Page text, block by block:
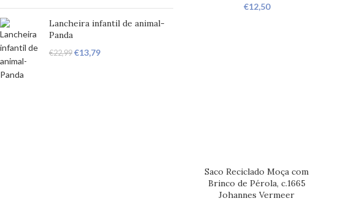
Lancheira infantil de animal-
Panda
€22,99 €13,79
€12,50
Saco Reciclado Moça com
Brinco de Pérola, c.1665
Johannes Vermeer